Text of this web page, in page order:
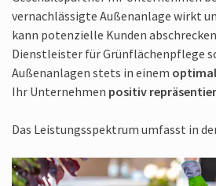
vernachlässigte Außenanlage wirkt
kann potenzielle Kunden
Dienstleister für Grünflächenpflege
Außenanlagen stets in einem
Ihr Unternehmen positiv
Das Leistungsspektrum umfasst in